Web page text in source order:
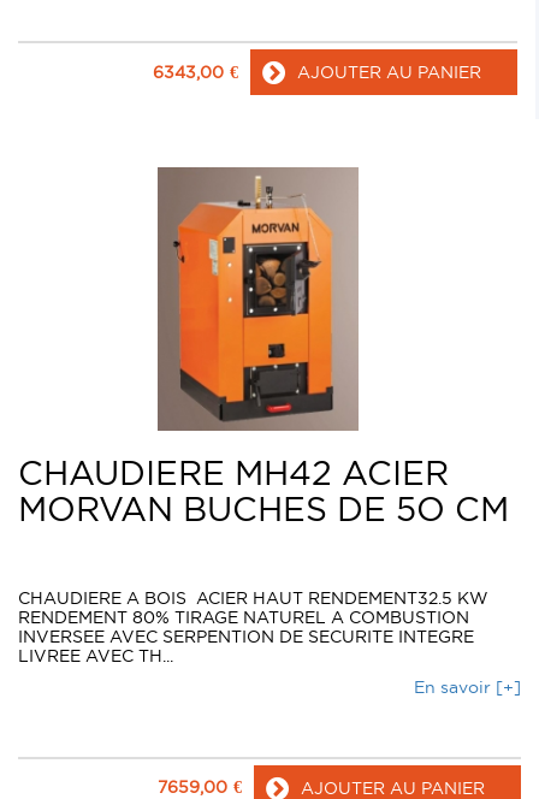
6343,00 € AJOUTER AU PANIER
CHAUDIERE MH42 ACIER
MORVAN BUCHES DE 5O CM
CHAUDIERE A BOIS ACIER HAUT RENDEMENT32.5 KW
RENDEMENT 80% TIRAGE NATUREL A COMBUSTION
INVERSEE AVEC SERPENTION DE SECURITE INTEGRE
LIVREE AVEC TH...
En savoir [+]
7659,00 € AJOUTER AU PANIER